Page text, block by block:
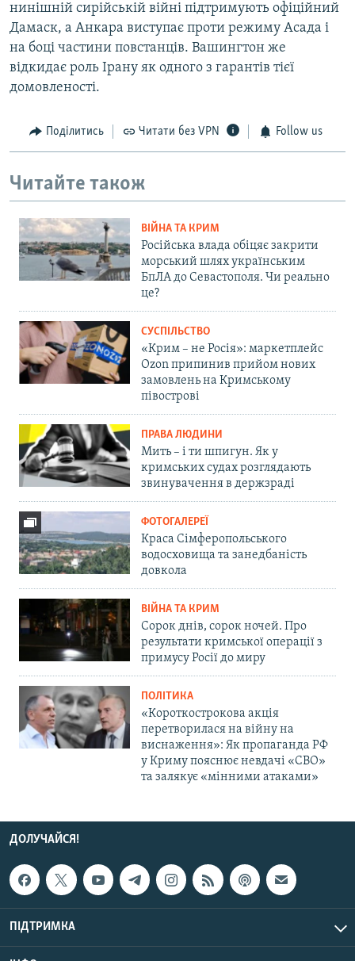
нинішній сирійській війні підтримують офіційний
Дамаск, а Анкара виступає проти режиму Асада і
на боці частини повстанців. Вашингтон же
відкидає роль Ірану як одного з гарантів тієї
домовленості.
Поділитись Читати без VPN Follow us
Читайте також
ВІЙНА ТА КРИМ
Російська влада обіцяє закрити
морський шлях українським
БпЛА до Севастополя. Чи реально
це?
СУСПІЛЬСТВО
«Крим – не Росія»: маркетплейс
Ozon припинив прийом нових
замовлень на Кримському
півострові
ПРАВА ЛЮДИНИ
Мить – і ти шпигун. Як у
кримських судах розглядають
звинувачення в держзраді
ФОТОГАЛЕРЕЇ
Краса Сімферопольського
водосховища та занедбаність
довкола
ВІЙНА ТА КРИМ
Сорок днів, сорок ночей. Про
результати кримської операції з
примусу Росії до миру
ПОЛІТИКА
«Короткострокова акція
перетворилася на війну на
виснаження»: Як пропаганда РФ
у Криму пояснює невдачі «СВО»
та залякує «мінними атаками»
ДОЛУЧАЙСЯ!
ПІДТРИМКА